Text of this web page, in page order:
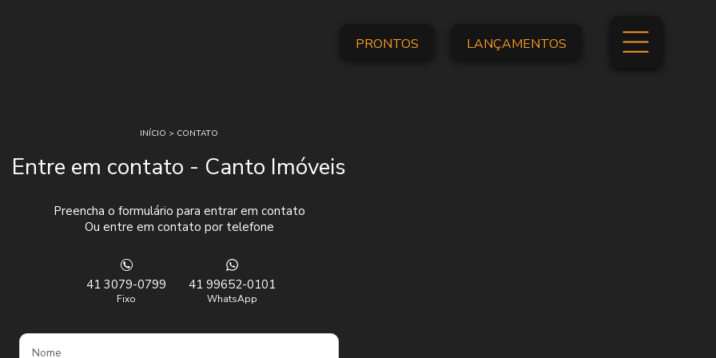
PRONTOS LANÇAMENTOS
INÍCIO > CONTATO
Entre em contato - Canto Imóveis
Preencha o formulário para entrar em contato
Ou entre em contato por telefone
41 3079-0799
Fixo
41 99652-0101
WhatsApp